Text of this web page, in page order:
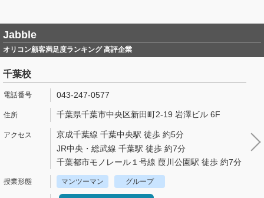
Jabble
オリコン顧客満足度ランキング 高評企業
千葉校
043-247-0577
千葉県千葉市中央区新田町2-19 岩澤ビル 6F
京成千葉線 千葉中央駅 徒歩 約5分
JR中央・総武線 千葉駅 徒歩 約7分
千葉都市モノレール１号線 葭川公園駅 徒歩 約7分
マンツーマン グループ